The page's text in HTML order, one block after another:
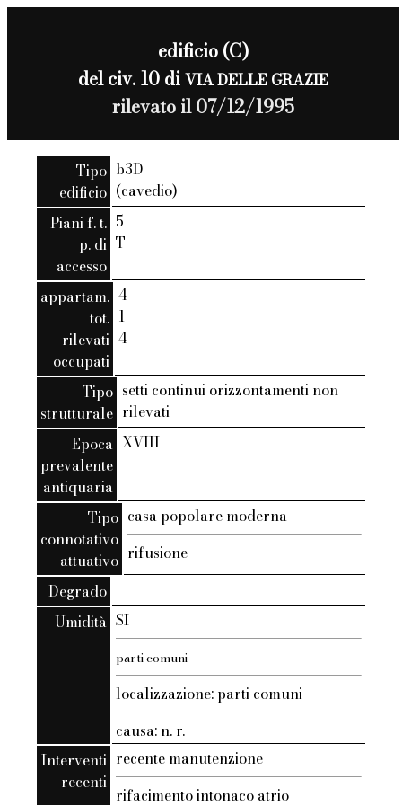
edificio (C)
del civ. 10 diVIA DELLE GRAZIE
rilevato il 07/12/1995
Tipo
edificio
b3D
(cavedio)
Piani f. t.
p. di
accesso
5
T
appartam.
tot.
rilevati
occupati
4
1
4
Tipo
strutturale
setti continui orizzontamenti non
rilevati
Epoca
prevalente
antiquaria
XVIII
Tipo
connotativo
attuativo
casa popolare moderna
rifusione
Degrado
Umidità SI
parti comuni
localizzazione: parti comuni
causa: n. r.
Interventi
recenti
recente manutenzione
rifacimento intonaco atrio